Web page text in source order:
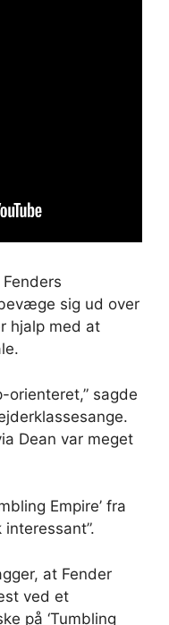
sig ud over
hjalp med at
orienteret,” sagde
Dean var meget
Empire’ fra
interessant”.
at Fender
ved et
på ‘Tumbling